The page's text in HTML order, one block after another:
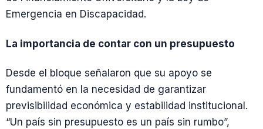
Emergencia en Discapacidad.
La importancia de contar con un presupuesto
Desde el bloque señalaron que su apoyo se
fundamentó en la necesidad de garantizar
previsibilidad económica y estabilidad institucional.
“Un país sin presupuesto es un país sin rumbo”,